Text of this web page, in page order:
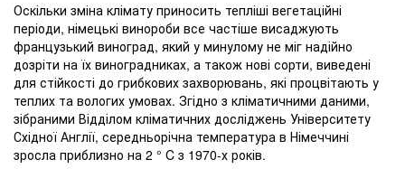
Оскільки зміна клімату приносить тепліші вегетаційні
періоди, німецькі винороби все частіше висаджують
французький виноград, який у минулому не міг надійно
дозріти на їх виноградниках, а також нові сорти, виведені
для стійкості до грибкових захворювань, які процвітають у
теплих та вологих умовах. Згідно з кліматичними даними,
зібраними Відділом кліматичних досліджень Університету
Східної Англії, середньорічна температура в Німеччині
зросла приблизно на 2 ° C з 1970-х років.